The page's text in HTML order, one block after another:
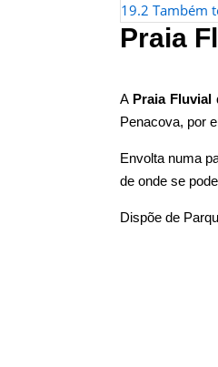
19.2 Também
Praia
A Praia Fluvial
Penacova, por
Envolta numa
de onde se
Dispõe de